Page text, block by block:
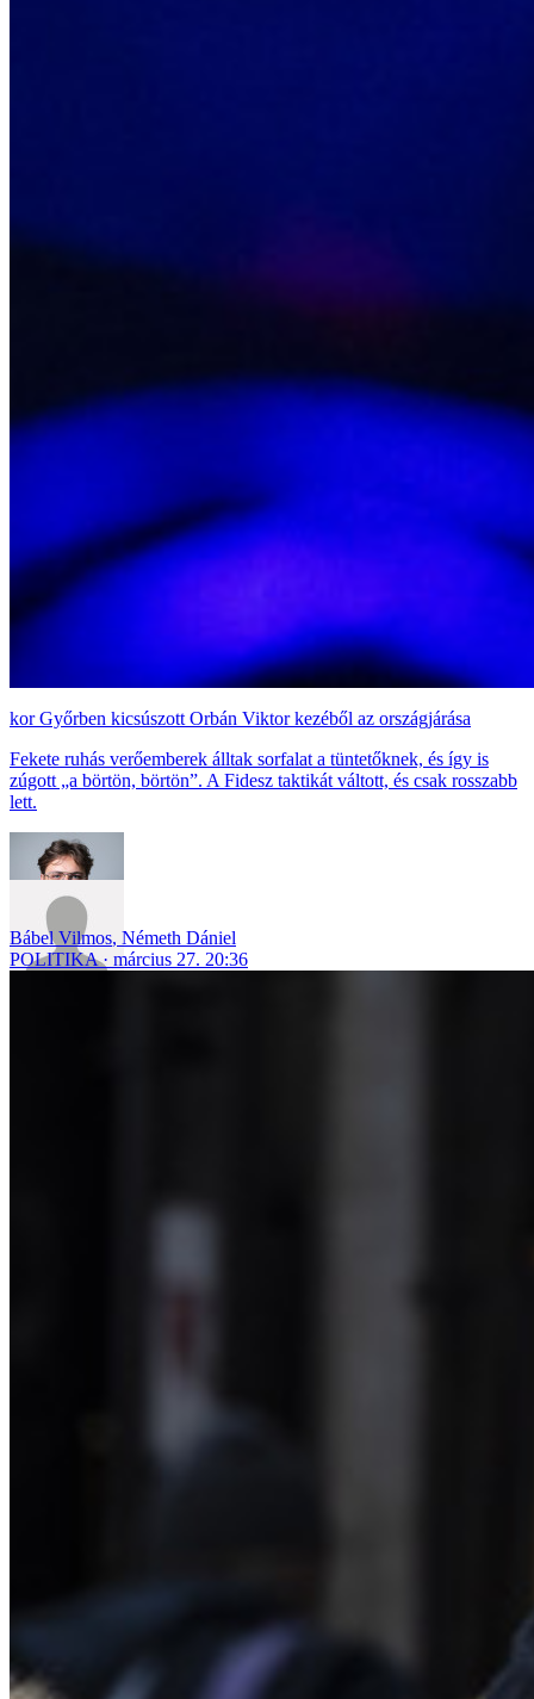
Győrben kicsúszott Orbán Viktor kezéből az országjárása
Fekete ruhás verőemberek álltak sorfalat a tüntetőknek, és így is
zúgott „a börtön, börtön”. A Fidesz taktikát váltott, és csak rosszabb
lett.
Bábel Vilmos, Németh Dániel
POLITIKA
március 27. 20:36